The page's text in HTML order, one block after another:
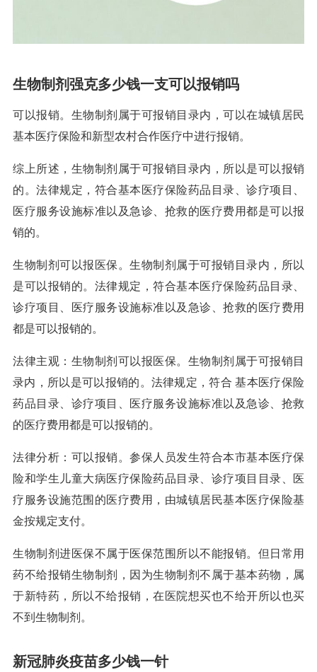
生物制剂强克多少钱一支可以报销吗
可以报销。生物制剂属于可报销目录内，可以在城镇居民
基本医疗保险和新型农村合作医疗中进行报销。
综上所述，生物制剂属于可报销目录内，所以是可以报销
的。法律规定，符合基本医疗保险药品目录、诊疗项目、
医疗服务设施标准以及急诊、抢救的医疗费用都是可以报
销的。
生物制剂可以报医保。生物制剂属于可报销目录内，所以
是可以报销的。法律规定，符合基本医疗保险药品目录、
诊疗项目、医疗服务设施标准以及急诊、抢救的医疗费用
都是可以报销的。
法律主观：生物制剂可以报医保。生物制剂属于可报销目
录内，所以是可以报销的。法律规定，符合 基本医疗保险
药品目录、诊疗项目、医疗服务设施标准以及急诊、抢救
的医疗费用都是可以报销的。
法律分析：可以报销。参保人员发生符合本市基本医疗保
险和学生儿童大病医疗保险药品目录、诊疗项目目录、医
疗服务设施范围的医疗费用，由城镇居民基本医疗保险基
金按规定支付。
生物制剂进医保不属于医保范围所以不能报销。但日常用
药不给报销生物制剂，因为生物制剂不属于基本药物，属
于新特药，所以不给报销，在医院想买也不给开所以也买
不到生物制剂。
新冠肺炎疫苗多少钱一针